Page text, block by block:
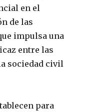
en el
de las
impulsa una
entre las
sociedad civil
para